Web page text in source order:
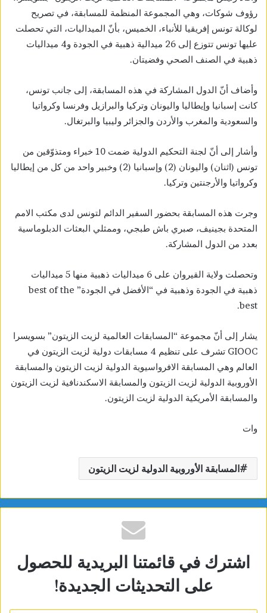
رؤوف شوكات، وهي المجموعة المنظمة للمسابقة، في تصريح
لوكالة تونس إفريقيا للأنباء، الخميس، بأنّ الميداليات، التي تحصلت
عليها تونس تتوزع إلى 26 ميدالية ذهبية في الجودة و4 ميداليات
ذهبية في الصنف الصحي وفضيتان.
وأضاف أنّ الدول المشاركة في هذه المسابقة، إلى جانب تونس،
كانت إسبانيا وإيطاليا واليونان وتركيا والبرازيل وفرنسا وكرواتيا
والسعودية والمغرب والأردن والجزائر وليبيا والبرتغال.
وأشار إلى أنّ لجنة التحكيم الدولية ضمت 10 خبراء ومتذوّقين من
تونس (اثنان) واليونان (2) وإسبانيا (2) وخبير واحد من كل من إيطاليا
وكرواتيا والأرجنتين وتركيا.
وجرت هذه المسابقة بحضور السفير الدائم لتونس لدى مكتب الامم
المتحدة بجينيف، صبري باش طبجي، وممثلي البعثات الدبلوماسية
بعدد من الدول المشاركة.
وتحصلت ولاية القيروان على 6 ميداليات ذهبية منها 5 ميداليات
ذهبية في الجودة وذهبية في “الأفضل في الجودة” best of the
best.
يشار إلى أنّ مجموعة “المسابقات العالمية لزيت الزيتون” بسويسرا
GIOOC تشرف على تنظيم 4 مسابقات دولية لزيت الزيتون في
العالم وهي المسابقة الافرواسيوية الدولية لزيت الزيتون والمسابقة
الأوروبية الدولية لزيت الزيتون والمسابقة الاسكندنافية لزيت الزيتون
والمسابقة الأمريكية الدولية لزيت الزيتون.
وات
المسابقة الأوروبية الدولية لزيت الزيتون
اشترك في قائمتنا البريدية للحصول
على التحديثات الجديدة!